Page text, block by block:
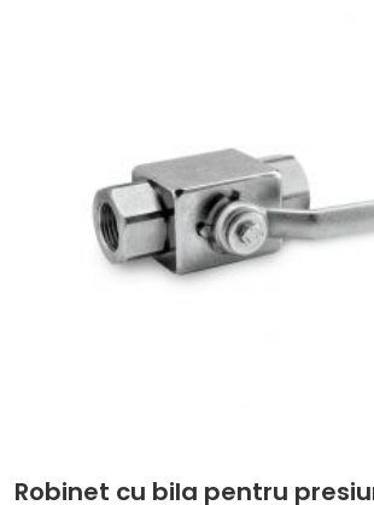
Robinet cu bila pentru